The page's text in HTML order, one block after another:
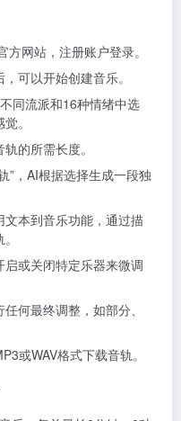
方网站，注册账户登录。
，可以开始创建音乐。
不同流派和16种情绪中选
。
轨的所需长度。
”，AI根据选择生成一段独
文本到音乐功能，通过描
启或关闭特定乐器来微调
何最终调整，如部分、
或WAV格式下载音轨。